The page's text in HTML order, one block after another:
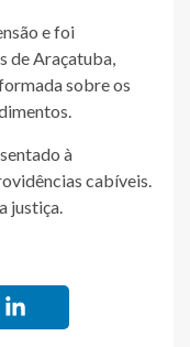
e foi
de Araçatuba,
sobre os
à
cabíveis.
justiça.